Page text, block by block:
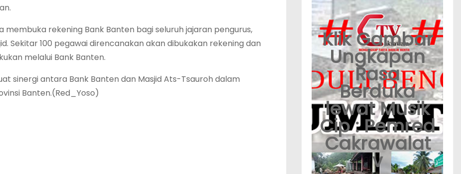
membuka rekening Bank Banten bagi seluruh jajaran pengurus,
Sekitar 100 pegawai direncanakan akan dibukakan rekening dan
melalui Bank Banten.
sinergi antara Bank Banten dan Masjid Ats-Tsauroh dalam
Banten.(Red_Yoso)
Klik Gambar
Ungkapan
Rasa
Berduka
lewat Musik
Cip : Pemred
Cakrawalat
v